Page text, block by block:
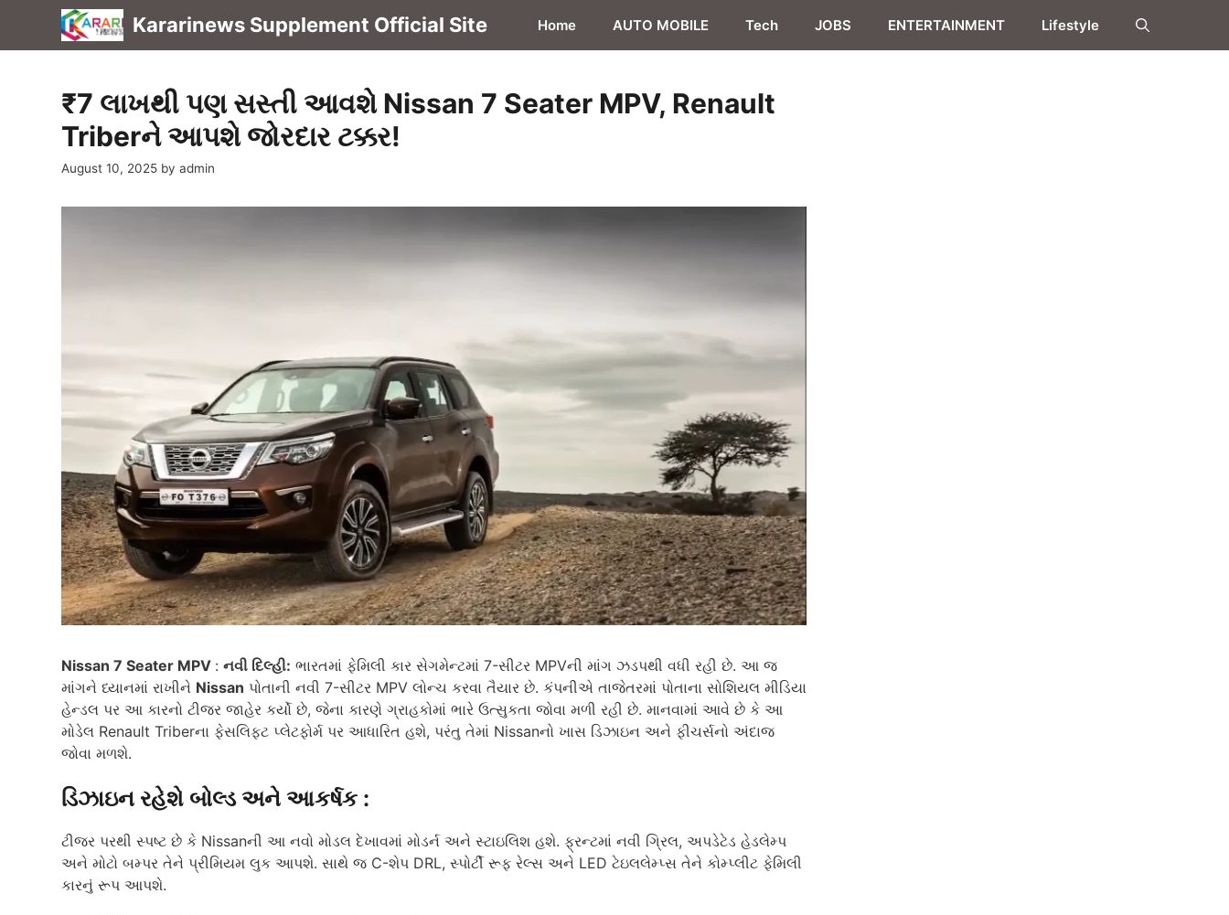
content
Kararinews Supplement Official Site Home AUTO MOBILE Tech JOBS ENTERTAINMENT Lifestyle
₹7 લાખથી પણ સસ્તી આવશે Nissan 7 Seater MPV, Renault
Triberને આપશે જોરદાર ટક્કર!
August 10, 2025 by admin
Nissan 7 Seater MPV : નવી દિલ્હી: ભારતમાં ફેમિલી કાર સેગમેન્ટમાં 7-સીટર MPVની માંગ ઝડપથી વધી રહી છે. આ જ
માંગને ધ્યાનમાં રાખીને Nissan પોતાની નવી 7-સીટર MPV લોન્ચ કરવા તૈયાર છે. કંપનીએ તાજેતરમાં પોતાના સોશિયલ મીડિયા
હેન્ડલ પર આ કારનો ટીજર જાહેર કર્યો છે, જેના કારણે ગ્રાહકોમાં ભારે ઉત્સુકતા જોવા મળી રહી છે. માનવામાં આવે છે કે આ
મોડેલ Renault Triberના ફેસલિફ્ટ પ્લેટફોર્મ પર આધારિત હશે, પરંતુ તેમાં Nissanનો ખાસ ડિઝાઇન અને ફીચર્સનો અંદાજ
જોવા મળશે.
ડિઝાઇન રહેશે બોલ્ડ અને આકર્ષક :
ટીજર પરથી સ્પષ્ટ છે કે Nissanની આ નવો મોડલ દેખાવમાં મોડર્ન અને સ્ટાઇલિશ હશે. ફ્રન્ટમાં નવી ગ્રિલ, અપડેટેડ હેડલેમ્પ
અને મોટો બમ્પર તેને પ્રીમિયમ લુક આપશે. સાથે જ C-શેપ DRL, સ્પોર્ટી રૂફ રેલ્સ અને LED ટેઇલલેમ્પ્સ તેને કોમ્પ્લીટ ફેમિલી
કારનું રૂપ આપશે.